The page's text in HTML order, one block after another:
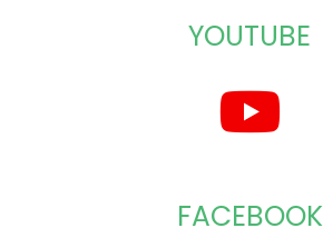
YOUTUBE
FACEBOOK